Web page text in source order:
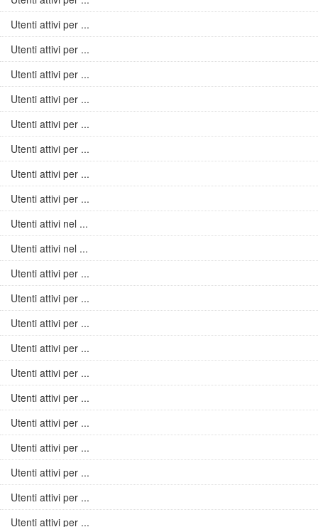
Utenti attivi per ...
Utenti attivi per ...
Utenti attivi per ...
Utenti attivi per ...
Utenti attivi per ...
Utenti attivi per ...
Utenti attivi per ...
Utenti attivi per ...
Utenti attivi nel ...
Utenti attivi nel ...
Utenti attivi per ...
Utenti attivi per ...
Utenti attivi per ...
Utenti attivi per ...
Utenti attivi per ...
Utenti attivi per ...
Utenti attivi per ...
Utenti attivi per ...
Utenti attivi per ...
Utenti attivi per ...
Utenti attivi per ...